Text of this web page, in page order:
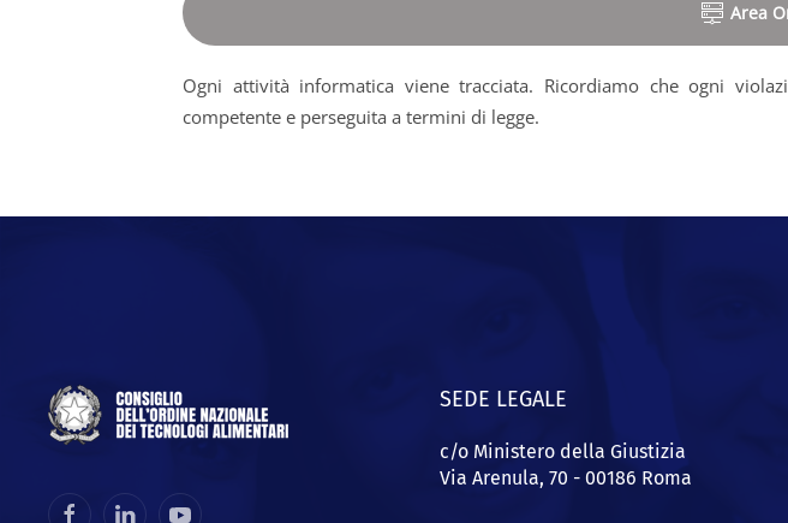
Area
Ogni attività informatica viene tracciata. Ricordiamo che ogni
competente e perseguita a termini di legge.
SEDE LEGALE
c/o Ministero della Giustizia
Via Arenula, 70 - 00186 Roma